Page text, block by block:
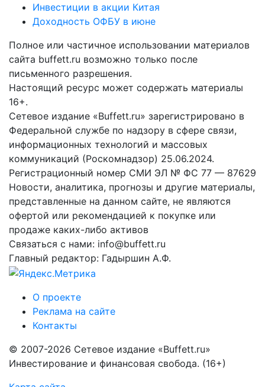
Инвестиции в акции Китая
Доходность ОФБУ в июне
Полное или частичное использовании материалов
сайта buffett.ru возможно только после
письменного разрешения.
Настоящий ресурс может содержать материалы
16+.
Сетевое издание «Buffett.ru» зарегистрировано в
Федеральной службе по надзору в сфере связи,
информационных технологий и массовых
коммуникаций (Роскомнадзор) 25.06.2024.
Регистрационный номер СМИ ЭЛ № ФС 77 — 87629
Новости, аналитика, прогнозы и другие материалы,
представленные на данном сайте, не являются
офертой или рекомендацией к покупке или
продаже каких-либо активов
Связаться с нами: info@buffett.ru
Главный редактор: Гадыршин А.Ф.
О проекте
Реклама на сайте
Контакты
© 2007-2026 Сетевое издание «Buffett.ru»
Инвестирование и финансовая свобода. (16+)